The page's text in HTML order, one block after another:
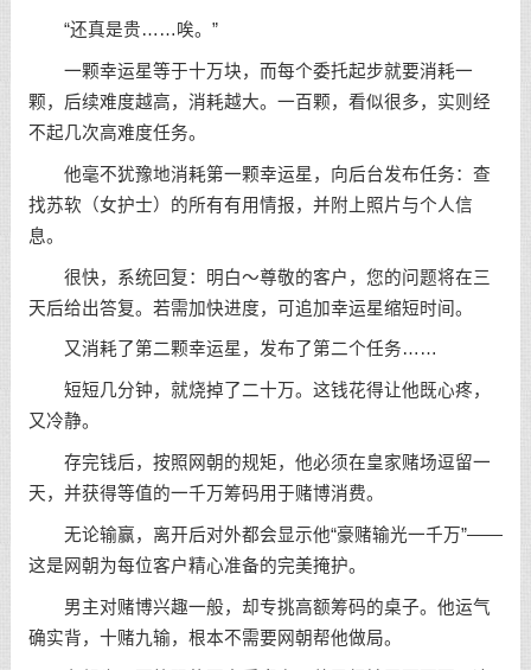
“还真是贵……唉。”
一颗幸运星等于十万块，而每个委托起步就要消耗一
颗，后续难度越高，消耗越大。一百颗，看似很多，实则经
不起几次高难度任务。
他毫不犹豫地消耗第一颗幸运星，向后台发布任务：查
找苏软（女护士）的所有有用情报，并附上照片与个人信
息。
很快，系统回复：明白～尊敬的客户，您的问题将在三
天后给出答复。若需加快进度，可追加幸运星缩短时间。
又消耗了第二颗幸运星，发布了第二个任务……
短短几分钟，就烧掉了二十万。这钱花得让他既心疼，
又冷静。
存完钱后，按照网朝的规矩，他必须在皇家赌场逗留一
天，并获得等值的一千万筹码用于赌博消费。
无论输赢，离开后对外都会显示他“豪赌输光一千万”——
这是网朝为每位客户精心准备的完美掩护。
男主对赌博兴趣一般，却专挑高额筹码的桌子。他运气
确实背，十赌九输，根本不需要网朝帮他做局。